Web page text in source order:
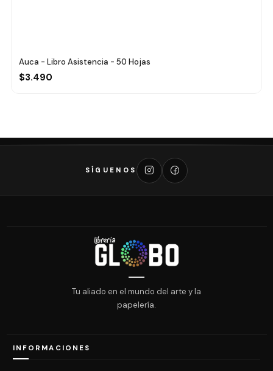
Auca - Libro Asistencia - 50 Hojas
$3.490
SÍGUENOS
Tu aliado en el mundo del arte y la
papelería.
INFORMACIONES